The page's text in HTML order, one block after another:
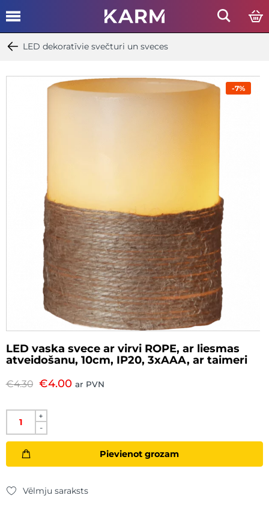
LED dekoratīvie svečturi un sveces
-7%
LED vaska svece ar virvi ROPE, ar liesmas
atveidošanu, 10cm, IP20, 3xAAA, ar taimeri
€4.30 €4.00 ar PVN
+
-
Pievienot grozam
Vēlmju saraksts